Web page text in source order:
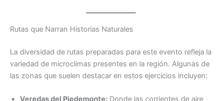
Rutas que Narran Historias Naturales
La diversidad de rutas preparadas para este evento refleja la
variedad de microclimas presentes en la región. Algunas de
las zonas que suelen destacar en estos ejercicios incluyen:
Veredas del Piedemonte: Donde las corrientes de aire